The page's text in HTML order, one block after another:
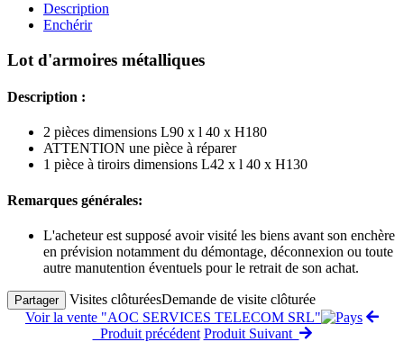
Description
Enchérir
Lot d'armoires métalliques
Description :
2 pièces dimensions L90 x l 40 x H180
ATTENTION une pièce à réparer
1 pièce à tiroirs dimensions L42 x l 40 x H130
Remarques générales:
L'acheteur est supposé avoir visité les biens avant son enchère
en prévision notamment du démontage, déconnexion ou toute
autre manutention éventuels pour le retrait de son achat.
Partager Visites clôturéesDemande de visite clôturée
Voir la vente "AOC SERVICES TELECOM SRL"
Produit précédent Produit Suivant